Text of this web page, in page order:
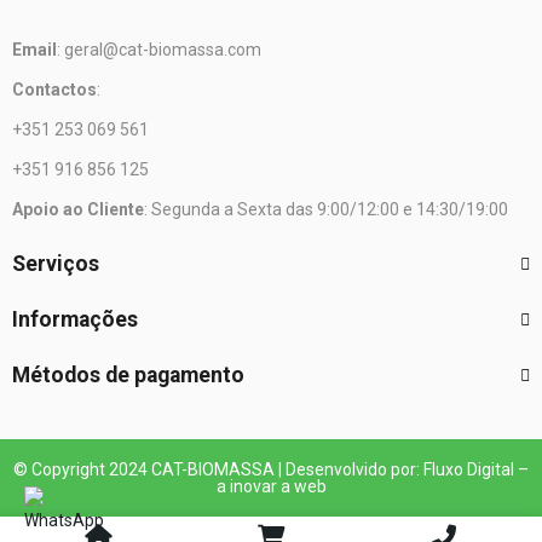
Email : geral@cat-biomassa.com
Contactos:
+351 253 069 561
+351 916 856 125
Apoio ao Cliente: Segunda a Sexta das 9:00/12:00 e 14:30/19:00
Serviços
Informações
Métodos de pagamento
© Copyright 2024 CAT-BIOMASSA | Desenvolvido por: Fluxo Digital –
a inovar a web